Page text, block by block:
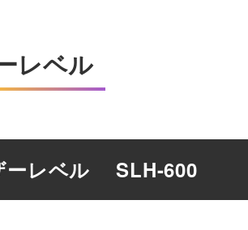
レベル
ーレベル SLH-600